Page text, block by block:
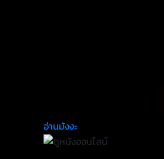
อ่านมังงะ